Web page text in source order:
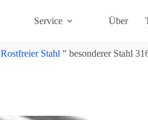
Service Über
Rostfreier Stahl " besonderer Stahl